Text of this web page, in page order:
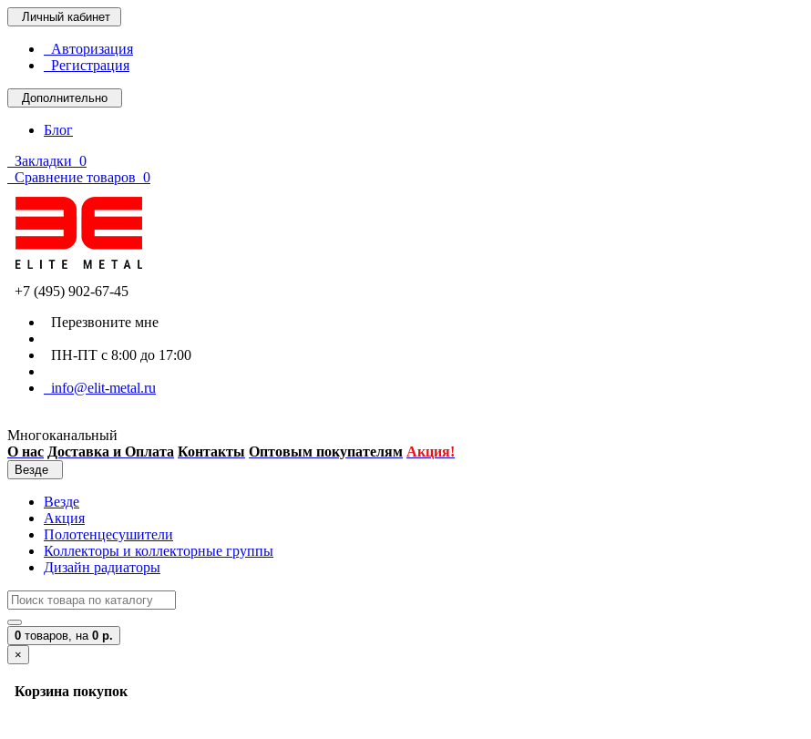
Личный кабинет
Авторизация
Регистрация
Дополнительно
Блог
Закладки 0
Сравнение товаров 0
+7 (495) 902-67-45
Перезвоните мне
ПН-ПТ с 8:00 до 17:00
info@elit-metal.ru
Многоканальный
О нас Доставка и Оплата Контакты Оптовым покупателям Акция!
Везде
Везде
Акция
Полотенцесушители
Коллекторы и коллекторные группы
Дизайн радиаторы
0 товаров, на 0 р.
×
Корзина покупок